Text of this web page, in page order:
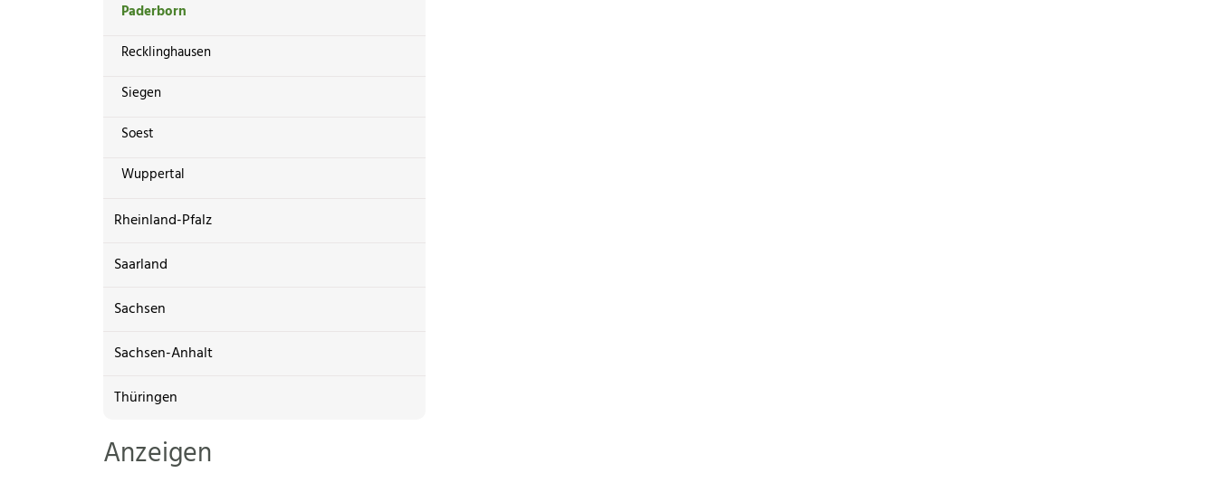
Paderborn
Recklinghausen
Siegen
Soest
Wuppertal
Rheinland-Pfalz
Saarland
Sachsen
Sachsen-Anhalt
Thüringen
Anzeigen